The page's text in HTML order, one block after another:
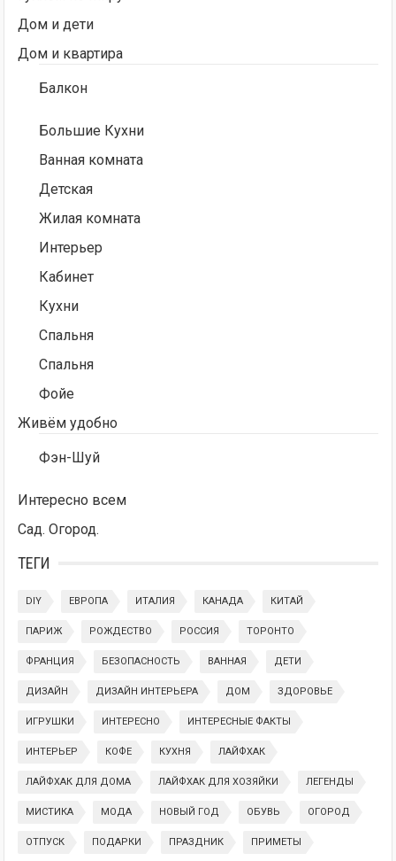
Дом и дети
Дом и квартира
Балкон
Большие Кухни
Ванная комната
Детская
Жилая комната
Интерьер
Кабинет
Кухни
Спальня
Спальня
Фойе
Живём удобно
Фэн-Шуй
Интересно всем
Сад. Огород.
ТЕГИ
DIY ЕВРОПА ИТАЛИЯ КАНАДА КИТАЙ
ПАРИЖ РОЖДЕСТВО РОССИЯ ТОРОНТО
ФРАНЦИЯ БЕЗОПАСНОСТЬ ВАННАЯ ДЕТИ
ДИЗАЙН ДИЗАЙН ИНТЕРЬЕРА ДОМ ЗДОРОВЬЕ
ИГРУШКИ ИНТЕРЕСНО ИНТЕРЕСНЫЕ ФАКТЫ
ИНТЕРЬЕР КОФЕ КУХНЯ ЛАЙФХАК
ЛАЙФХАК ДЛЯ ДОМА ЛАЙФХАК ДЛЯ ХОЗЯЙКИ ЛЕГЕНДЫ
МИСТИКА МОДА НОВЫЙ ГОД ОБУВЬ ОГОРОД
ОТПУСК ПОДАРКИ ПРАЗДНИК ПРИМЕТЫ